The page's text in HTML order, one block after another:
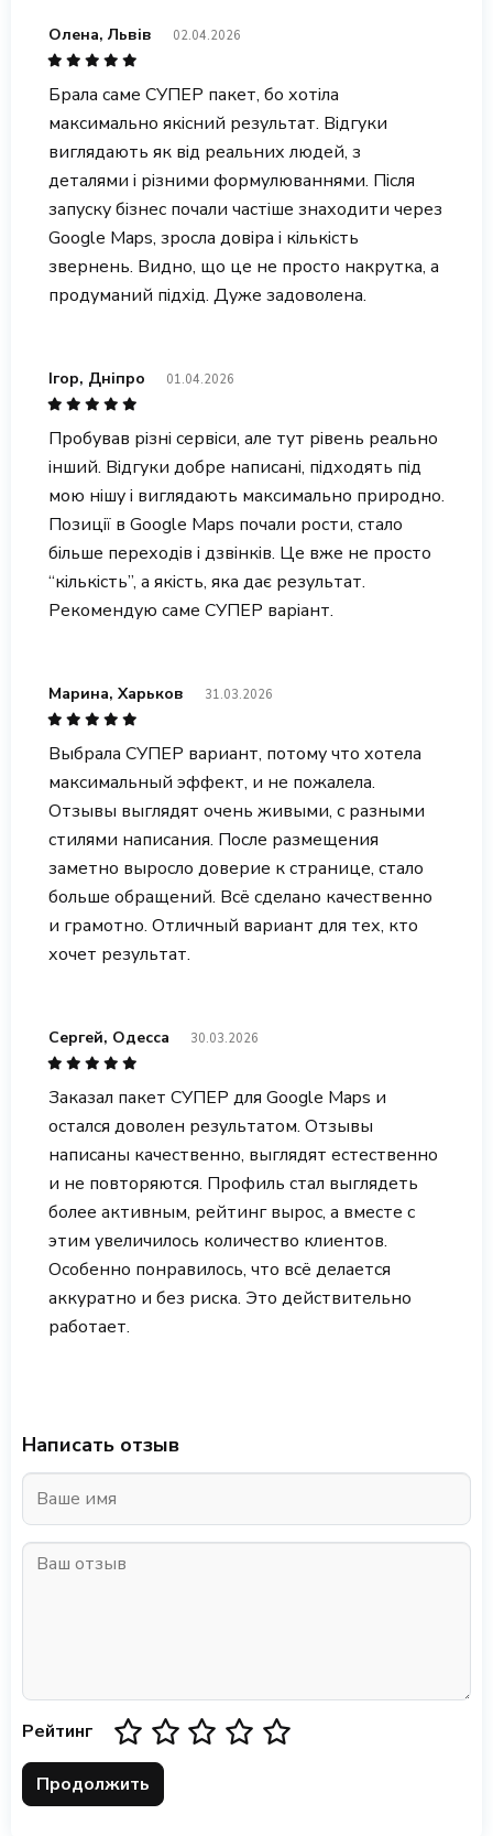
Олена, Львів 02.04.2026
Брала саме СУПЕР пакет, бо хотіла
максимально якісний результат. Відгуки
виглядають як від реальних людей, з
деталями і різними формулюваннями. Після
запуску бізнес почали частіше знаходити через
Google Maps, зросла довіра і кількість
звернень. Видно, що це не просто накрутка, а
продуманий підхід. Дуже задоволена.
Ігор, Дніпро 01.04.2026
Пробував різні сервіси, але тут рівень реально
інший. Відгуки добре написані, підходять під
мою нішу і виглядають максимально природно.
Позиції в Google Maps почали рости, стало
більше переходів і дзвінків. Це вже не просто
“кількість”, а якість, яка дає результат.
Рекомендую саме СУПЕР варіант.
Марина, Харьков 31.03.2026
Выбрала СУПЕР вариант, потому что хотела
максимальный эффект, и не пожалела.
Отзывы выглядят очень живыми, с разными
стилями написания. После размещения
заметно выросло доверие к странице, стало
больше обращений. Всё сделано качественно
и грамотно. Отличный вариант для тех, кто
хочет результат.
Сергей, Одесса 30.03.2026
Заказал пакет СУПЕР для Google Maps и
остался доволен результатом. Отзывы
написаны качественно, выглядят естественно
и не повторяются. Профиль стал выглядеть
более активным, рейтинг вырос, а вместе с
этим увеличилось количество клиентов.
Особенно понравилось, что всё делается
аккуратно и без риска. Это действительно
работает.
Написать отзыв
Рейтинг
Продолжить